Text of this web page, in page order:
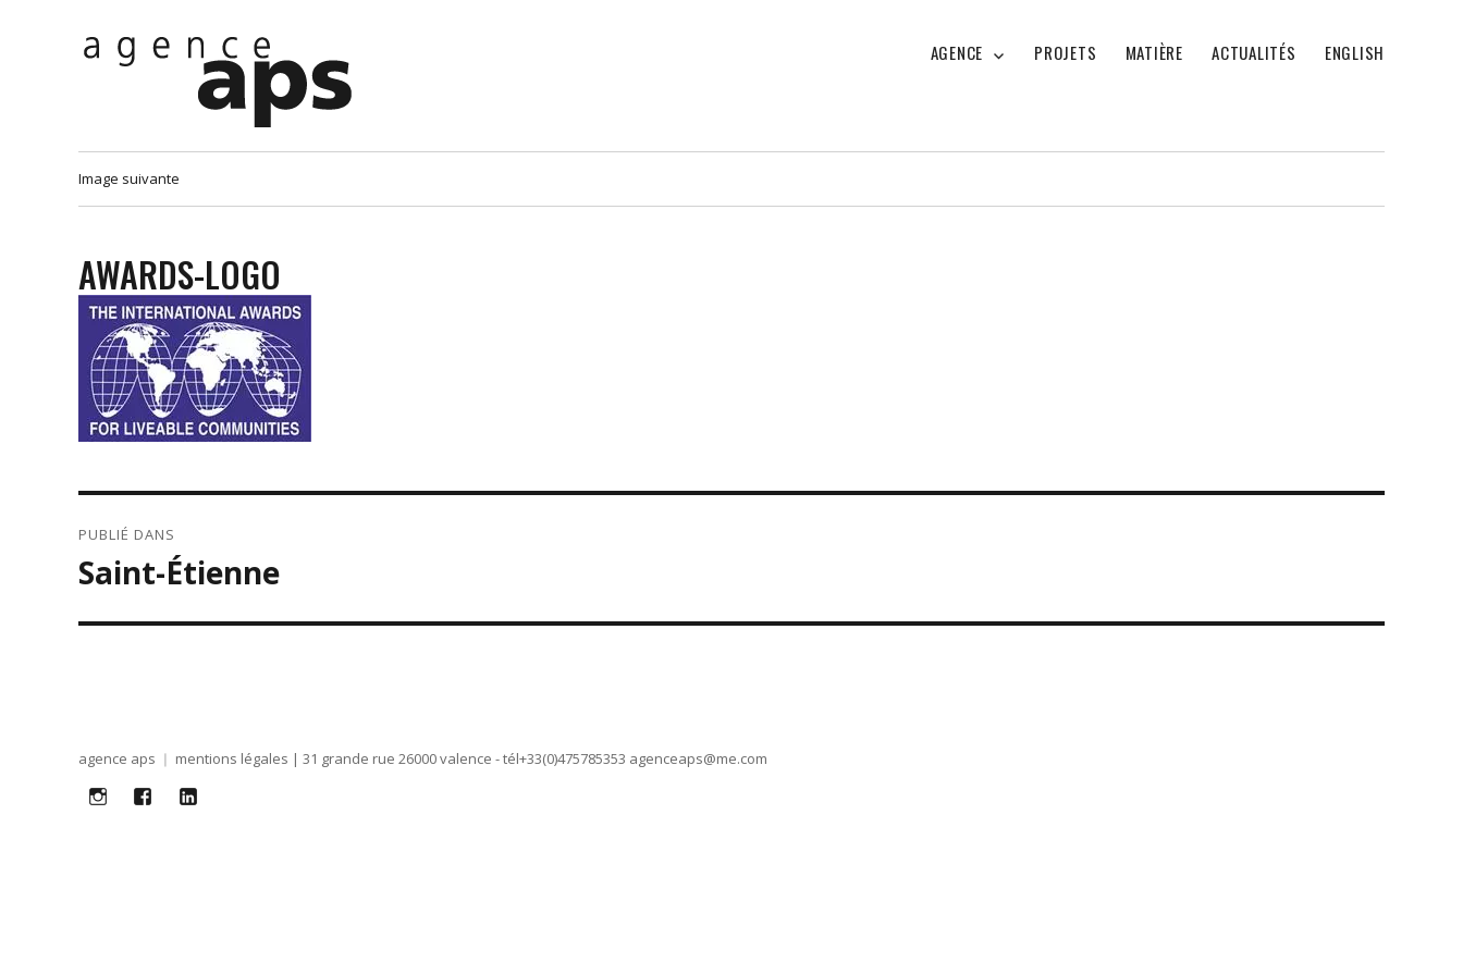
AGENCE PROJETS MATIÈRE ACTUALITÉS ENGLISH
Image suivante
AWARDS-LOGO
DE
L’ARTICLE
PUBLIÉ DANS
Saint-Étienne
agence aps mentions légales | 31 grande rue 26000 valence - tél+33(0)475785353 agenceaps@me.com